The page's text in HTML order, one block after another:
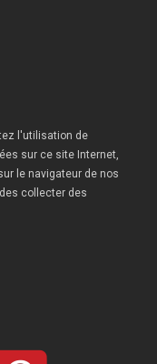
l'utilisation de
sur ce site Internet,
le navigateur de nos
collecter des